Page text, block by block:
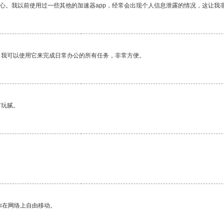
我以前使用过一些其他的加速器app，经常会出现个人信息泄露的情况，这让我
可以使用它来完成日常办公的所有任务，非常方便。
腻。
网络上自由移动。